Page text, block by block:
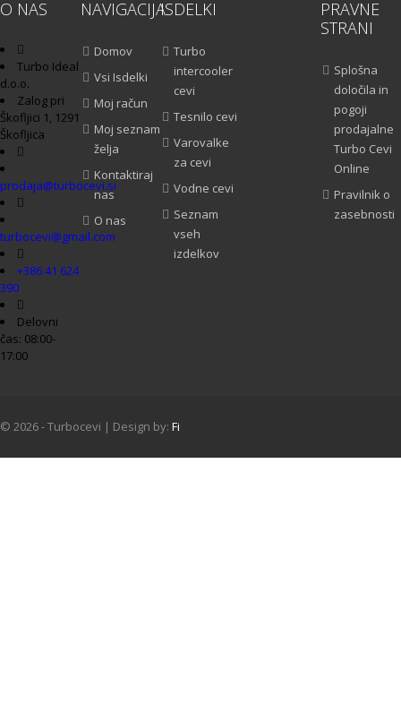
O NAS
Turbo Ideal
d.o.o.
Zalog pri
Škofljici 1, 1291
Škofljica
prodaja@turbocevi.si
turbocevi@gmail.com
+386 41 624
390
Delovni
čas: 08:00-
17:00
NAVIGACIJA
Domov
Vsi Isdelki
Moj račun
Moj seznam
želja
Kontaktiraj
nas
O nas
ISDELKI
Turbo
intercooler
cevi
Tesnilo cevi
Varovalke
za cevi
Vodne cevi
Seznam
vseh
izdelkov
PRAVNE
STRANI
Splošna
določila in
pogoji
prodajalne
Turbo Cevi
Online
Pravilnik o
zasebnosti
© 2026 - Turbocevi | Design by: Fi